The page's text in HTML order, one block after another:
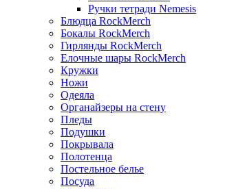
Ручки тетради Nemesis
Блюдца RockMerch
Бокалы RockMerch
Гирлянды RockMerch
Елочные шары RockMerch
Кружки
Ножи
Одеяла
Органайзеры на стену
Пледы
Подушки
Покрывала
Полотенца
Постельное белье
Посуда